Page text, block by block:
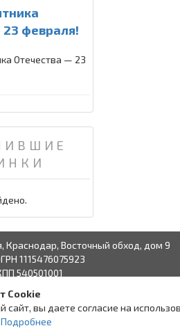
февраля!
Краснодар, Восточный обход, дом 9
1115476075923
540501001
Связаться с
Cookie
сайт, вы даете согласие на
Подробнее